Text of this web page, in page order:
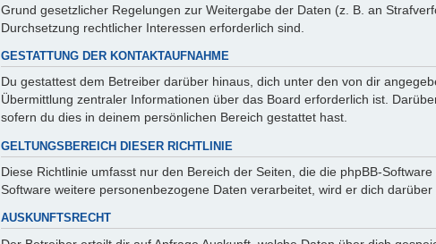
Grund gesetzlicher Regelungen zur Weitergabe der Daten (z. B. an
Durchsetzung rechtlicher Interessen erforderlich sind.
GESTATTUNG DER KONTAKTAUFNAHME
Du gestattest dem Betreiber darüber hinaus, dich unter den von dir
Übermittlung zentraler Informationen über das Board erforderlich ist.
sofern du dies in deinem persönlichen Bereich gestattet hast.
GELTUNGSBEREICH DIESER RICHTLINIE
Diese Richtlinie umfasst nur den Bereich der Seiten, die die phpBB-
Software weitere personenbezogene Daten verarbeitet, wird er dich darüber
AUSKUNFTSRECHT